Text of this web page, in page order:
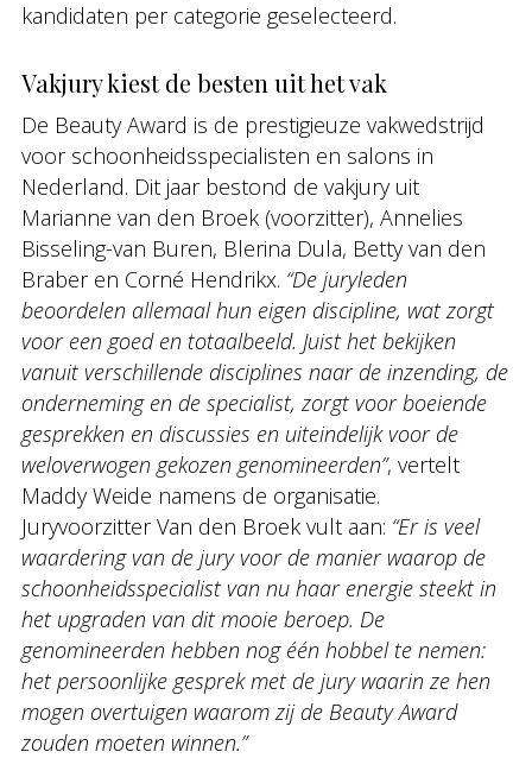
kandidaten per categorie geselecteerd.
Vakjury kiest de besten uit het vak
De Beauty Award is de prestigieuze vakwedstrijd
voor schoonheidsspecialisten en salons in
Nederland. Dit jaar bestond de vakjury uit
Marianne van den Broek (voorzitter), Annelies
Bisseling-van Buren, Blerina Dula, Betty van den
Braber en Corné Hendrikx. “De juryleden
beoordelen allemaal hun eigen discipline, wat zorgt
voor een goed en totaalbeeld. Juist het bekijken
vanuit verschillende disciplines naar de inzending, de
onderneming en de specialist, zorgt voor boeiende
gesprekken en discussies en uiteindelijk voor de
weloverwogen gekozen genomineerden”, vertelt
Maddy Weide namens de organisatie.
Juryvoorzitter Van den Broek vult aan: “Er is veel
waardering van de jury voor de manier waarop de
schoonheidsspecialist van nu haar energie steekt in
het upgraden van dit mooie beroep. De
genomineerden hebben nog één hobbel te nemen:
het persoonlijke gesprek met de jury waarin ze hen
mogen overtuigen waarom zij de Beauty Award
zouden moeten winnen.”